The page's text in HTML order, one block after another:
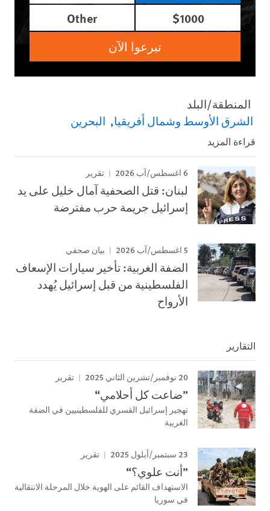
$1000
Other
تبرعوا الآن
المنطقة/البلد
الشرق الأوسط وشمال أفريقيا البحرين
قراءة المزيد
6 اغسطس/آب 2026 تقرير
لبنان: قتل الصحفية آمال خليل على يد
إسرائيل جريمة حرب مفترضة
5 اغسطس/آب 2026 بيان صحفي
الضفة الغربية: تأخير سيارات الإسعاف
الفلسطينية من قبل إسرائيل يُهدد
الأرواح
التقارير
20 نوفمبر/تشرين الثاني 2025 تقرير
”ضاعت كل أحلامي“
تهجير إسرائيل القسري للفلسطينيين في الضفة
الغربية
23 سبتمبر/أيلول 2025 تقرير
”أنت علوي؟“
الاستهداف القائم على الهوية خلال المرحلة الانتقالية
في سوريا